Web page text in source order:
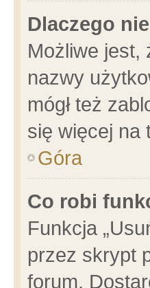
Dlaczego
Możliwe jest,
nazwy
mógł też
się więcej na
Góra
Co robi
Funkcja
przez skrypt
forum.